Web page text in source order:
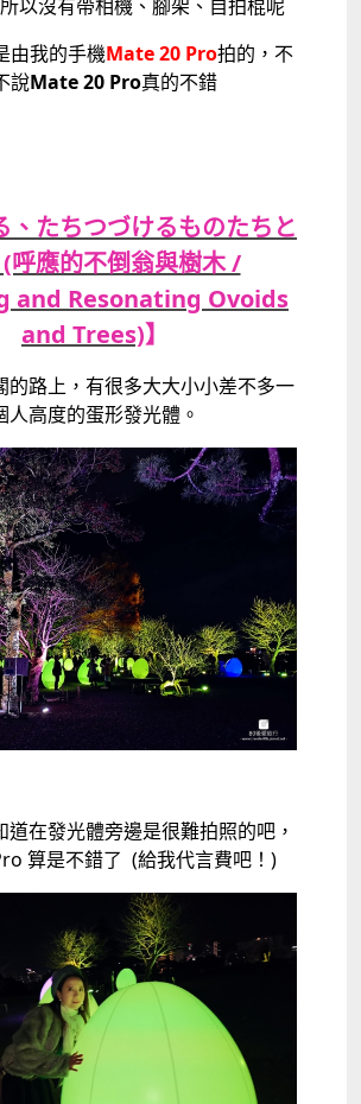
以沒有帶相機、腳架、自拍棍呢
由我的手機Mate 20 Pro拍的，不
說Mate 20 Pro真的不錯
、たちつづけるものたちと
呼應的不倒翁與樹木 /
and Resonating Ovoids
and Trees)】
的路上，有很多大大小小差不多一
人高度的蛋形發光體。
道在發光體旁邊是很難拍照的吧，
算是不錯了 (給我代言費吧！)